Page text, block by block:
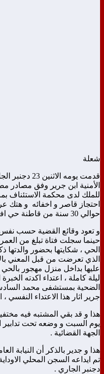
شعلة
قدمت يومه
الأمنية ابن جرير وفق مصادر
للملك لدى محكمة الاستئناف
احتجاز قاصر و اخفائه و هتك
حوالي 30 سنة من قاطنة حي افريقيا بابن جرير .
الحي ، شكايتها بحضور والدتها
الذي تعرضت من قبل المعني
عليها بداخل منزل مهجور
ليلة كاملة ، اعتداء اكدته
الضحية بمستشفى محمد
جرير اثار هذا الاعتداء
هذا و قد بقي المشتبه فيه
يوم السبت و وضعه تحت
الجهة القضائية .
هذا و جدير بالذكر أن النيابة
دجنبر الجاري .